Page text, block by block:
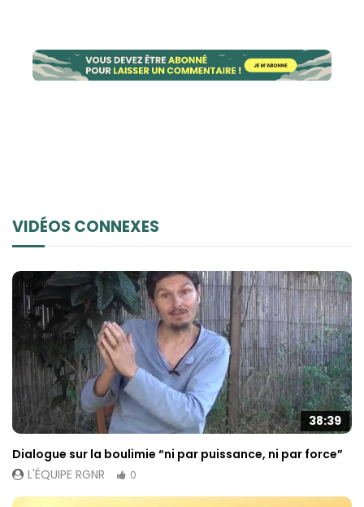
VIDÉOS CONNEXES
38:39
Dialogue sur la boulimie “ni par puissance, ni par force”
L'ÉQUIPE RGNR
0